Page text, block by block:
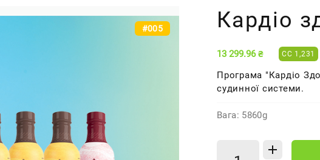
#005 Кардіо
13 299.96 ₴ CC 1,231
Програма "Кардіо
судинної системи.
Вага: 5860g